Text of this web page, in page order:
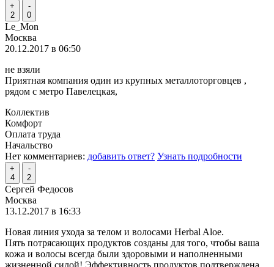
+
2
-
0
Le_Mon
Москва
20.12.2017 в 06:50
не взяли
Приятная компания один из крупных металлоторговцев ,
рядом с метро Павелецкая,
Коллектив
Комфорт
Оплата труда
Начальство
Нет комментариев: добавить ответ? Узнать подробности
+
4
-
2
Сергей Федосов
Москва
13.12.2017 в 16:33
Новая линия ухода за телом и волосами Herbal Aloe.
Пять потрясающих продуктов созданы для того, чтобы ваша
кожа и волосы всегда были здоровыми и наполненными
жизненной силой! Эффективность продуктов подтверждена